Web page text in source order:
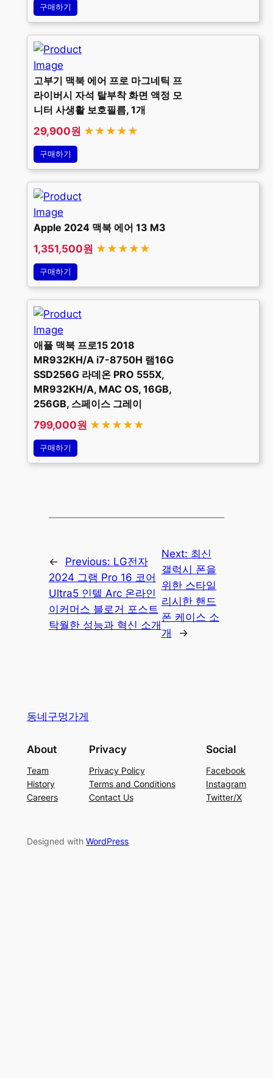
구매하기
고부기 맥북 에어 프로 마그네틱 프
라이버시 자석 탈부착 화면 액정 모
니터 사생활 보호필름, 1개
29,900원 ★★★★★
구매하기
Apple 2024 맥북 에어 13 M3
1,351,500원 ★★★★★
구매하기
애플 맥북 프로15 2018
MR932KH/A i7-8750H 램16G
SSD256G 라데온 PRO 555X,
MR932KH/A, MAC OS, 16GB,
256GB, 스페이스 그레이
799,000원 ★★★★★
구매하기
← Previous: LG전자
2024 그램 Pro 16 코어
Ultra5 인텔 Arc 온라인
이커머스 블로거 포스트
탁월한 성능과 혁신 소개
Next: 최신
갤럭시 폰을
위한 스타일
리시한 핸드
폰 케이스 소
개
→
동네구멍가게
About
Team
History
Careers
Privacy
Privacy Policy
Terms and Conditions
Contact Us
Social
Facebook
Instagram
Twitter/X
Designed with WordPress